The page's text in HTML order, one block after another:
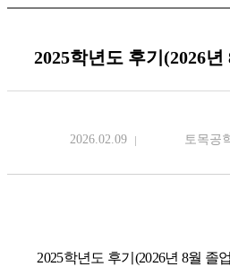
2025학년도 후기(2026
2026.02.09 토목공
2025학년도 후기 (2026년8월 졸